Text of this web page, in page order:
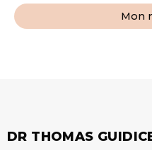
Mon
DR THOMAS